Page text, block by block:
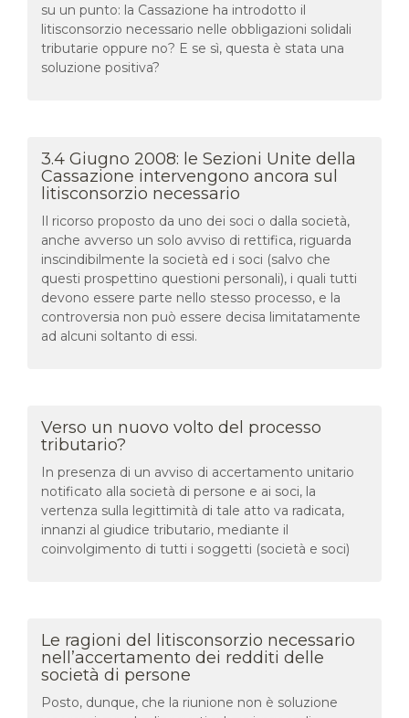
su un punto: la Cassazione ha introdotto il
litisconsorzio necessario nelle obbligazioni solidali
tributarie oppure no? E se sì, questa è stata una
soluzione positiva?
3.4 Giugno 2008: le Sezioni Unite della
Cassazione intervengono ancora sul
litisconsorzio necessario
Il ricorso proposto da uno dei soci o dalla società,
anche avverso un solo avviso di rettifica, riguarda
inscindibilmente la società ed i soci (salvo che
questi prospettino questioni personali), i quali tutti
devono essere parte nello stesso processo, e la
controversia non può essere decisa limitatamente
ad alcuni soltanto di essi.
Verso un nuovo volto del processo
tributario?
In presenza di un avviso di accertamento unitario
notificato alla società di persone e ai soci, la
vertenza sulla legittimità di tale atto va radicata,
innanzi al giudice tributario, mediante il
coinvolgimento di tutti i soggetti (società e soci)
Le ragioni del litisconsorzio necessario
nell’accertamento dei redditi delle
società di persone
Posto, dunque, che la riunione non è soluzione